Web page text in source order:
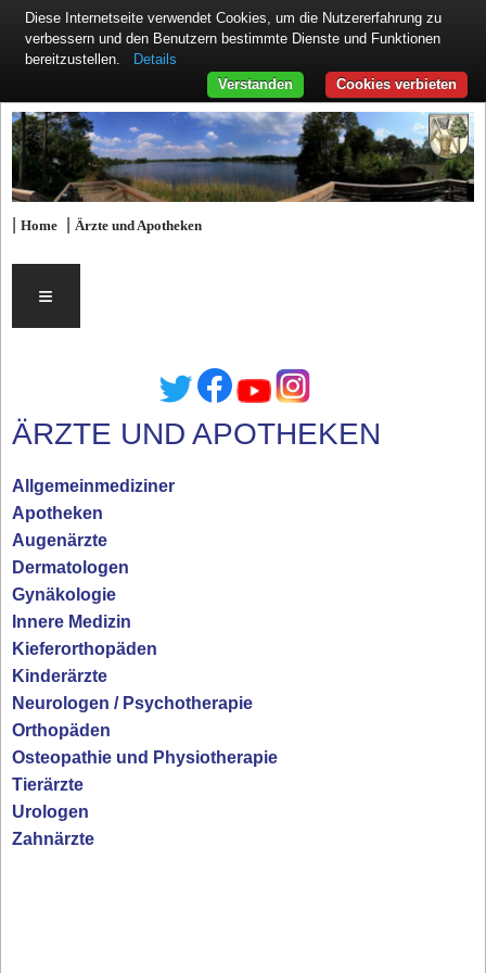
|Home |Ärzte und Apotheken
≡
ÄRZTE UND APOTHEKEN
Allgemeinmediziner
Apotheken
Augenärzte
Dermatologen
Gynäkologie
Innere Medizin
Kieferorthopäden
Kinderärzte
Neurologen / Psychotherapie
Orthopäden
Osteopathie und Physiotherapie
Tierärzte
Urologen
Zahnärzte
Diese Internetseite verwendet Cookies, um die Nutzererfahrung zu
verbessern und den Benutzern bestimmte Dienste und Funktionen
bereitzustellen.
Details
Cookies verbieten
Verstanden